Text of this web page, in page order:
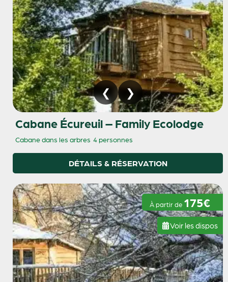
Cabane Écureuil – Family Ecolodge
Cabane dans les arbres 4 personnes
DÉTAILS & RÉSERVATION
À partir de 175€
Voir les dispos